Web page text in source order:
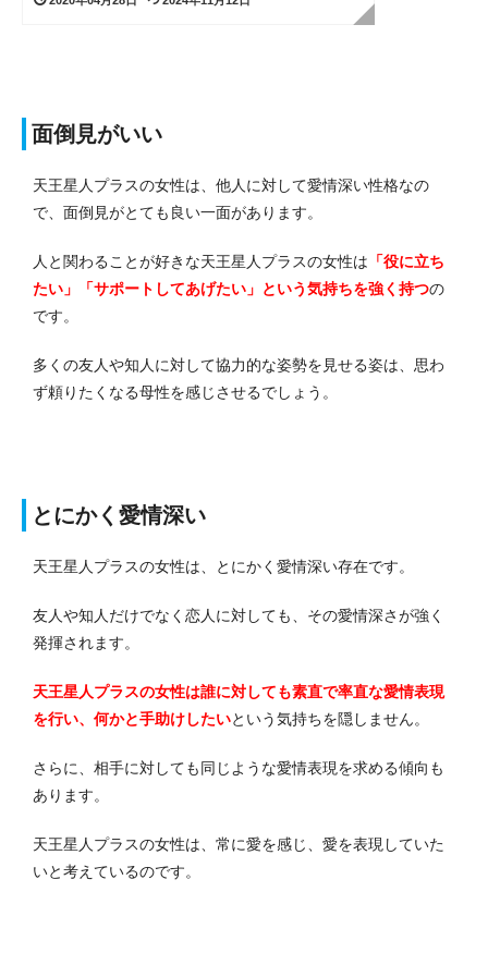
面倒見がいい
天王星人プラスの女性は、他人に対して愛情深い性格なの
で、面倒見がとても良い一面があります。
人と関わることが好きな天王星人プラスの女性は 「役に立ち
たい」「サポートしてあげたい」という気持ちを強く持つの
です。
多くの友人や知人に対して協力的な姿勢を見せる姿は、思わ
ず頼りたくなる母性を感じさせるでしょう。
とにかく愛情深い
天王星人プラスの女性は、とにかく愛情深い存在です。
友人や知人だけでなく恋人に対しても、その愛情深さが強く
発揮されます。
天王星人プラスの女性は誰に対しても素直で率直な愛情表現
を行い、何かと手助けしたいという気持ちを隠しません。
さらに、相手に対しても同じような愛情表現を求める傾向も
あります。
天王星人プラスの女性は、常に愛を感じ、愛を表現していた
いと考えているのです。